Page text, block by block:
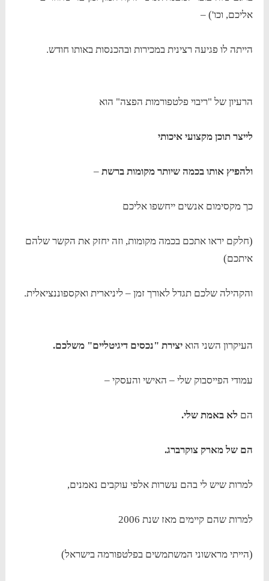
אליכם, וכו') –
הייתה לו פגיעה רצינית במכירות ובהכנסות באותו חודש.
הרעיון של "ריבוי פלטפורמות הפצה" הוא
לייצר תוכן מקצועי איכותי
ולהפיץ אותו בכמה שיותר מקומות ברשת –
כך מקסימום אנשים ייחשפו אליכם
(חלקם יראו אתכם בכמה מקומות, וזה יחזק את הקשר שלהם
איתכם)
והקהילה שלכם תגדל לאורך זמן – ליניארית ואקספוננציאלית.
העיקרון השני הואיצירת "נכסים דיגיטליים" משלכם.
עמודי הפייסבוק שלי – האישי והעסקי –
הם לא באמת שלי.
הם של מארק צוקרברג.
למרות שיש לי בהם עשרות אלפי עוקבים נאמנים,
למרות שהם קיימים מאז שנת 2006
(הייתי מראשוני המשתמשים בפלטפורמה בישראל)